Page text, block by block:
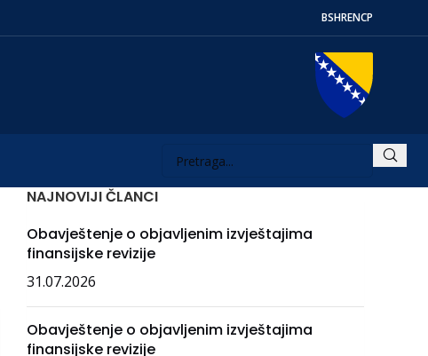
BSHRENСР
NAJNOVIJI ČLANCI
Obavještenje o objavljenim izvještajima
finansijske revizije
31.07.2026
Obavještenje o objavljenim izvještajima
finansijske revizije